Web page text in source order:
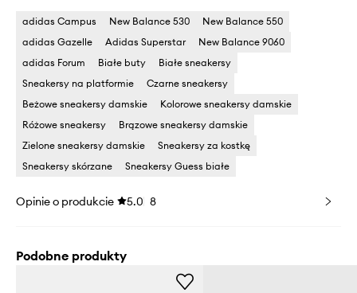
adidas Campus New Balance 530
New Balance 550
adidas Gazelle
Adidas Superstar
New Balance 9060
adidas Forum
Białe buty
Białe sneakersy
Sneakersy na platformie
Czarne sneakersy
Beżowe sneakersy damskie
Kolorowe sneakersy damskie
Różowe sneakersy
Brązowe sneakersy damskie
Zielone sneakersy damskie
Sneakersy za kostkę
Sneakersy skórzane
Sneakersy Guess białe
Opinie o produkcie 5.0 8
Podobne produkty